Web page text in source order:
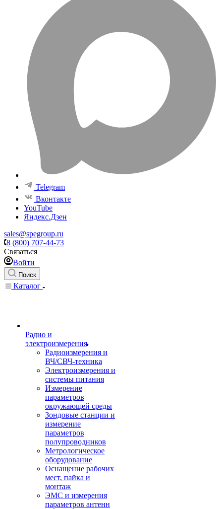
Telegram
Вконтакте
YouTube
Яндекс.Дзен
sales@spegroup.ru
8 (800) 707-44-73
Связаться
Войти
Поиск
Каталог
Радио и
электроизмерения
Радиоизмерения и
ВЧ/СВЧ-техника
Электроизмерения и
системы питания
Измерение
параметров
окружающей среды
Зондовые станции и
измерение
параметров
полупроводников
Метрологическое
оборудование
Оснащение рабочих
мест, пайка и
монтаж
ЭМС и измерения
параметров антенн